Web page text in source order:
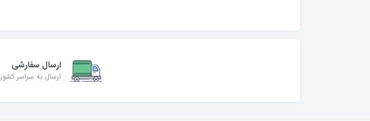
ارسال سفارشی
ارسال به سراسر کشور